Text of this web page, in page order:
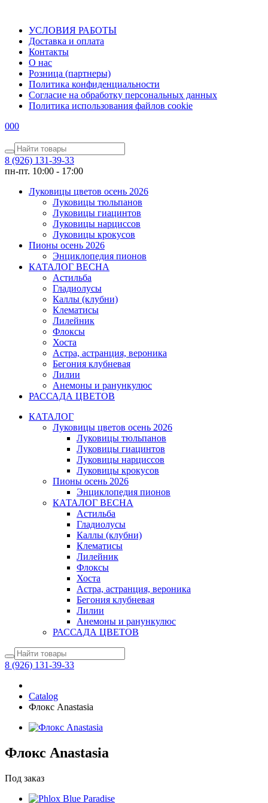
УСЛОВИЯ РАБОТЫ
Доставка и оплата
Контакты
О наc
Розница (партнеры)
Политика конфиденциальности
Согласие на обработку персональных данных
Политика использования файлов сookie
000
8 (926) 131-39-33
пн-пт. 10:00 - 17:00
Луковицы цветов осень 2026
Луковицы тюльпанов
Луковицы гиацинтов
Луковицы нарциссов
Луковицы крокусов
Пионы осень 2026
Энциклопедия пионов
КАТАЛОГ ВЕСНА
Астильба
Гладиолусы
Каллы (клубни)
Клематисы
Лилейник
Флоксы
Хоста
Астра, астранция, вероника
Бегония клубневая
Лилии
Анемоны и ранункулюс
РАССАДА ЦВЕТОВ
КАТАЛОГ
Луковицы цветов осень 2026
Луковицы тюльпанов
Луковицы гиацинтов
Луковицы нарциссов
Луковицы крокусов
Пионы осень 2026
Энциклопедия пионов
КАТАЛОГ ВЕСНА
Астильба
Гладиолусы
Каллы (клубни)
Клематисы
Лилейник
Флоксы
Хоста
Астра, астранция, вероника
Бегония клубневая
Лилии
Анемоны и ранункулюс
РАССАДА ЦВЕТОВ
8 (926) 131-39-33
Catalog
Флокс Anastasia
Флокс Anastasia
Под заказ